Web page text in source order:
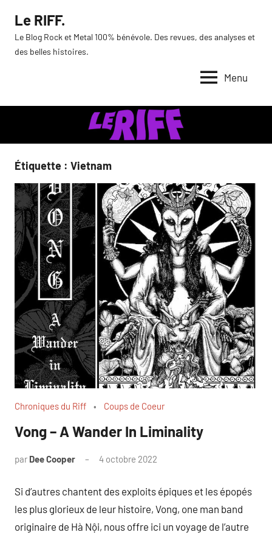
contenu
Le RIFF.
Le Blog Rock et Metal 100% bénévole. Des revues, des analyses et
des belles histoires.
Menu
Étiquette : Vietnam
Chroniques du Riff Coups de Coeur
Vong – A Wander In Liminality
par Dee Cooper 4 octobre 2022
Si d’autres chantent des exploits épiques et les épopés
les plus glorieux de leur histoire, Vong, one man band
originaire de Hà Nội, nous offre ici un voyage de l’autre